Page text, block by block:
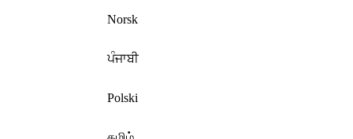
Norsk
ਪੰਜਾਬੀ
Polski